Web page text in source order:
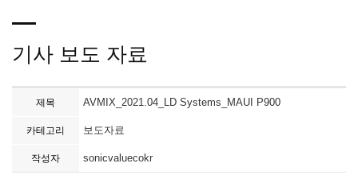
기사 보도 자료
제목 AVMIX_2021.04_LD Systems_MAUI P900
카테고리 보도자료
작성자 sonicvaluecokr